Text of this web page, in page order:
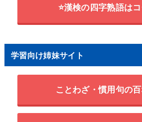
⭐漢検の四字熟語は
学習向け姉妹サイト
ことわざ・慣用句の